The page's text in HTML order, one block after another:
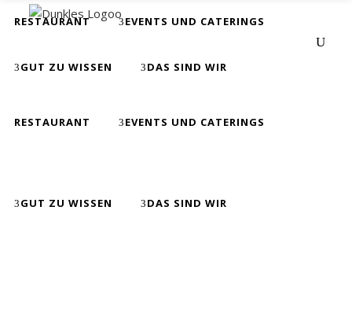
RESTAURANT EVENTS UND CATERINGS
GUT ZU WISSEN DAS SIND WIR
RESTAURANT EVENTS UND CATERINGS
GUT ZU WISSEN DAS SIND WIR
Spaghetti